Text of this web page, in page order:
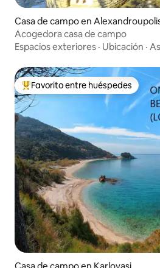
Casa de campo en
Acogedora casa de campo
Espacios exteriores · Ubicación ·
De los mejores en Favorito entre
Favorito entre huéspedes